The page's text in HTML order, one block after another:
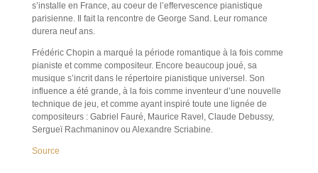
s’installe en France, au coeur de l’effervescence pianistique
parisienne. Il fait la rencontre de George Sand. Leur romance
durera neuf ans.
Frédéric Chopin a marqué la période romantique à la fois comme
pianiste et comme compositeur. Encore beaucoup joué, sa
musique s’incrit dans le répertoire pianistique universel. Son
influence a été grande, à la fois comme inventeur d’une nouvelle
technique de jeu, et comme ayant inspiré toute une lignée de
compositeurs : Gabriel Fauré, Maurice Ravel, Claude Debussy,
Sergueï Rachmaninov ou Alexandre Scriabine.
Source